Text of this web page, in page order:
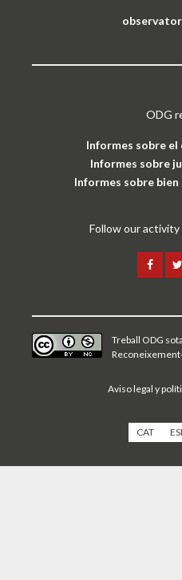
ODG
Informes sobre
Informes sobre
Informes sobre
Follow our
Treball ODG sota
Aviso legal y
CAT